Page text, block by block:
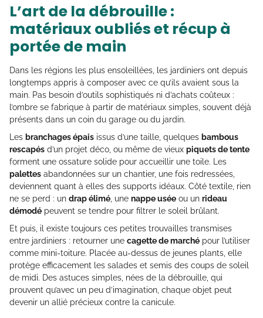
L’art de la débrouille :
matériaux oubliés et récup à
portée de main
Dans les régions les plus ensoleillées, les jardiniers ont depuis
longtemps appris à composer avec ce qu’ils avaient sous la
main. Pas besoin d’outils sophistiqués ni d’achats coûteux :
l’ombre se fabrique à partir de matériaux simples, souvent déjà
présents dans un coin du garage ou du jardin.
Les branchages épais issus d’une taille, quelques bambous
rescapés d’un projet déco, ou même de vieux piquets de tente
forment une ossature solide pour accueillir une toile. Les
palettes abandonnées sur un chantier, une fois redressées,
deviennent quant à elles des supports idéaux. Côté textile, rien
ne se perd : un drap élimé , une nappe usée ou un rideau
démodé peuvent se tendre pour filtrer le soleil brûlant.
Et puis, il existe toujours ces petites trouvailles transmises
entre jardiniers : retourner une cagette de marché pour l’utiliser
comme mini-toiture. Placée au-dessus de jeunes plants, elle
protège efficacement les salades et semis des coups de soleil
de midi. Des astuces simples, nées de la débrouille, qui
prouvent qu’avec un peu d’imagination, chaque objet peut
devenir un allié précieux contre la canicule.